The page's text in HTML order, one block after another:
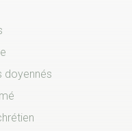
doyennés